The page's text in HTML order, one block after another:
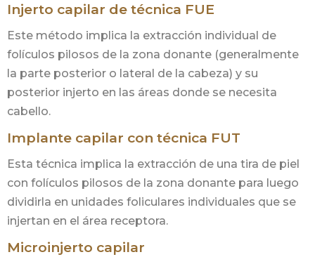
Injerto capilar de técnica FUE
Este método implica la extracción individual de
folículos pilosos de la zona donante (generalmente
la parte posterior o lateral de la cabeza) y su
posterior injerto en las áreas donde se necesita
cabello.
Implante capilar con técnica FUT
Esta técnica implica la extracción de una tira de piel
con folículos pilosos de la zona donante para luego
dividirla en unidades foliculares individuales que se
injertan en el área receptora.
Microinjerto capilar